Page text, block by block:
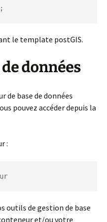
le template postGIS.
données
de base de données
pouvez accéder depuis la
:
outils de gestion de base
et/ou votre